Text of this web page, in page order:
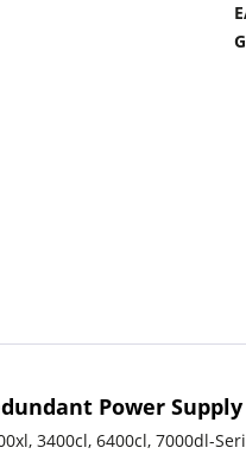
Power Supply
3400cl, 6400cl, 7000dl-